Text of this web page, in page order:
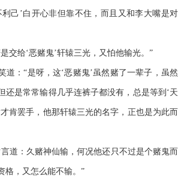
己’白开心非但靠不住，而且又和李大嘴是对
给‘恶赌鬼’轩辕三光，又怕他输光。”
：“是呀，这‘恶赌鬼’虽然赌了一辈子，虽然
还是常常输得几乎连裤子都没有，总是等到‘天
肯罢手，他那轩辕三光的名字，正也是为此而
：久赌神仙输，何况他还只不过是个赌鬼而
格，又怎么能不输。”